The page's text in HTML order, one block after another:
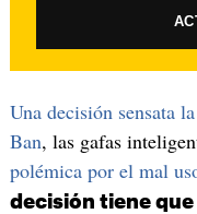
Una decisión sensata
Ban, las gafas
polémica por el mal
decisión tiene